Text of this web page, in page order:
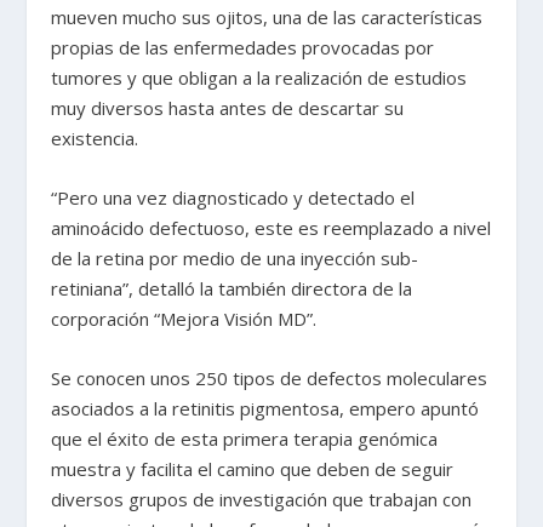
mueven mucho sus ojitos, una de las características
propias de las enfermedades provocadas por
tumores y que obligan a la realización de estudios
muy diversos hasta antes de descartar su
existencia.
“Pero una vez diagnosticado y detectado el
aminoácido defectuoso, este es reemplazado a nivel
de la retina por medio de una inyección sub-
retiniana”, detalló la también directora de la
corporación “Mejora Visión MD”.
Se conocen unos 250 tipos de defectos moleculares
asociados a la retinitis pigmentosa, empero apuntó
que el éxito de esta primera terapia genómica
muestra y facilita el camino que deben de seguir
diversos grupos de investigación que trabajan con